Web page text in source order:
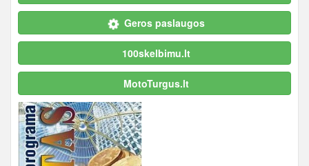
Geros paslaugos
100skelbimu.lt
MotoTurgus.lt